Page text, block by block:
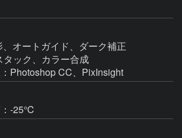
オートガイド、ダーク補正
ック、カラー合成
Photoshop CC、PixInsight
：-25℃